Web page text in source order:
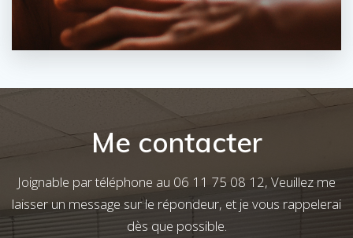
Me contacter
Joignable par téléphone au 06 11 75 08 12, Veuillez me
laisser un message sur le répondeur, et je vous rappelerai
dès que possible.